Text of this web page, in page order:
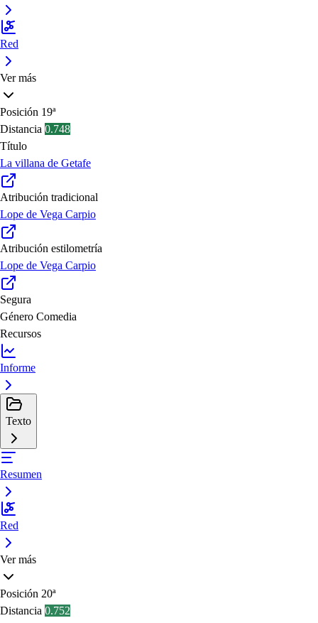
Red
Ver más
Posición 19ª
Distancia 0.748
Título
La villana de Getafe
Atribución tradicional
Lope de Vega Carpio
Atribución estilometría
Lope de Vega Carpio
Segura
Género Comedia
Recursos
Informe
Texto
Resumen
Red
Ver más
Posición 20ª
Distancia 0.752